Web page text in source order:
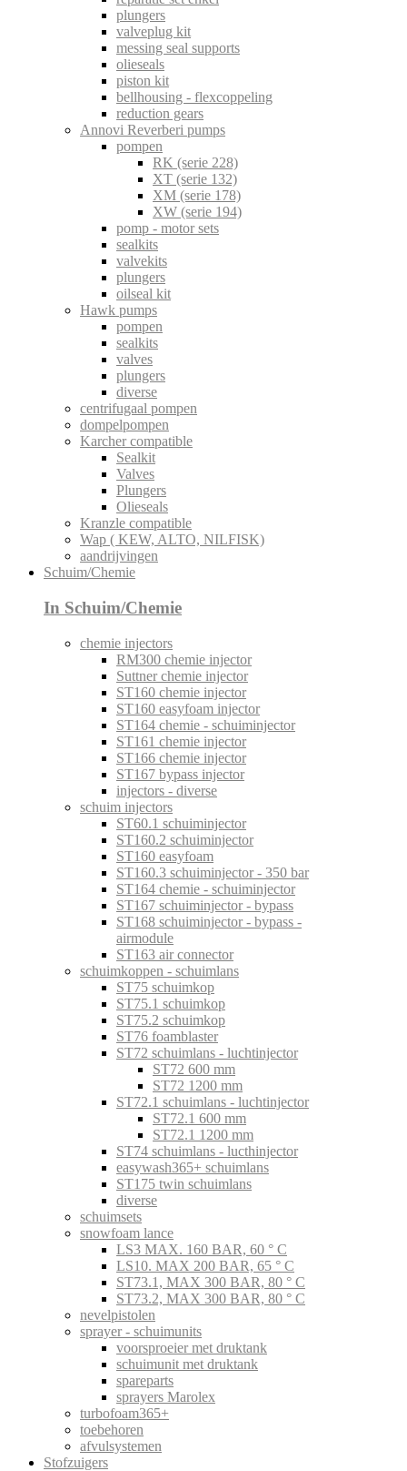
plungers
valveplug kit
messing seal supports
olieseals
piston kit
bellhousing - flexcoppeling
reduction gears
Annovi Reverberi pumps
pompen
RK (serie 228)
XT (serie 132)
XM (serie 178)
XW (serie 194)
pomp - motor sets
sealkits
valvekits
plungers
oilseal kit
Hawk pumps
pompen
sealkits
valves
plungers
diverse
centrifugaal pompen
dompelpompen
Karcher compatible
Sealkit
Valves
Plungers
Olieseals
Kranzle compatible
Wap ( KEW, ALTO, NILFISK)
aandrijvingen
Schuim/Chemie
In Schuim/Chemie
chemie injectors
RM300 chemie injector
Suttner chemie injector
ST160 chemie injector
ST160 easyfoam injector
ST164 chemie - schuiminjector
ST161 chemie injector
ST166 chemie injector
ST167 bypass injector
injectors - diverse
schuim injectors
ST60.1 schuiminjector
ST160.2 schuiminjector
ST160 easyfoam
ST160.3 schuiminjector - 350 bar
ST164 chemie - schuiminjector
ST167 schuiminjector - bypass
ST168 schuiminjector - bypass -
airmodule
ST163 air connector
schuimkoppen - schuimlans
ST75 schuimkop
ST75.1 schuimkop
ST75.2 schuimkop
ST76 foamblaster
ST72 schuimlans - luchtinjector
ST72 600 mm
ST72 1200 mm
ST72.1 schuimlans - luchtinjector
ST72.1 600 mm
ST72.1 1200 mm
ST74 schuimlans - lucthinjector
easywash365+ schuimlans
ST175 twin schuimlans
diverse
schuimsets
snowfoam lance
LS3 MAX. 160 BAR, 60 ° C
LS10. MAX 200 BAR, 65 ° C
ST73.1, MAX 300 BAR, 80 ° C
ST73.2, MAX 300 BAR, 80 ° C
nevelpistolen
sprayer - schuimunits
voorsproeier met druktank
schuimunit met druktank
spareparts
sprayers Marolex
turbofoam365+
toebehoren
afvulsystemen
Stofzuigers